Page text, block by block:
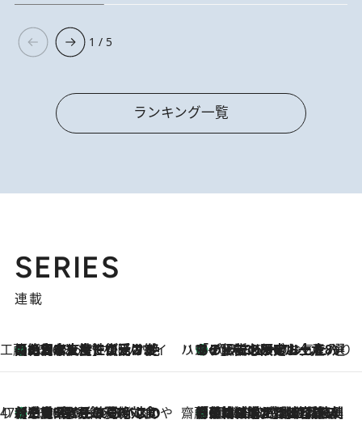
1 / 5
ランキング一覧
SERIES
連載
工藤まやのおもてなしハワイ
2026.8.6
【ハワイ土産】ローカルの絶大な支持で復活！ 絶品の幻クッキー《元ファンの日本人女性が受け継いだ名店》 ハワイ賢者 リサのお気に入りリスト2026.8.6
あの伝説の限定トートも！ リニューアルした「ディーン＆デルーカ ハワイ」で必須のお土産8選
47都道府県の手みやげ ひんやりスイーツで夏を満喫
2026.8.6
【三重県】この夏絶対食べたい 冷やしておいしいおやつ3選 お餅×アイスの新感覚スイーツ 齋藤 薫 美容脳ルネサンス
2026.8.6
「荷物が増えるほど旅ストレスは増す」美容ジャーナリストがたどり着いた最終結論。“化粧品を劇的に減らす”感動の凝縮美容とは